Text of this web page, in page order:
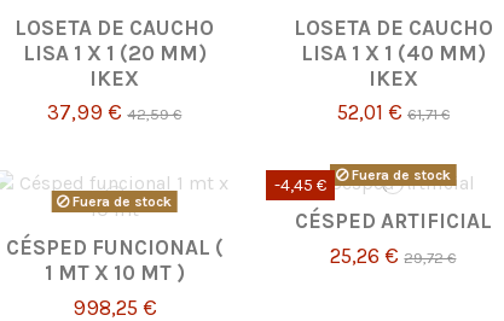
LOSETA DE CAUCHO
LISA 1 X 1 (20 MM)
IKEX
37,99 €42,59 €
LOSETA DE CAUCHO
LISA 1 X 1 (40 MM)
IKEX
52,01 € 61,71 €
Fuera de stock
CÉSPED FUNCIONAL (
1 MT X 10 MT )
998,25 €
-4,45 € Fuera de stock
CÉSPED ARTIFICIAL
25,26 €29,72 €